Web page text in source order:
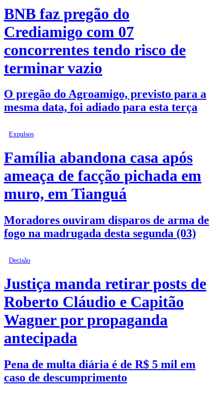
BNB faz pregão do
Crediamigo com 07
concorrentes tendo risco de
terminar vazio
O pregão do Agroamigo, previsto para a
mesma data, foi adiado para esta terça
Expulsos
Família abandona casa após
ameaça de facção pichada em
muro, em Tianguá
Moradores ouviram disparos de arma de
fogo na madrugada desta segunda (03)
Decisão
Justiça manda retirar posts de
Roberto Cláudio e Capitão
Wagner por propaganda
antecipada
Pena de multa diária é de R$ 5 mil em
caso de descumprimento